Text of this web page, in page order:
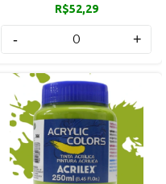
R$52,29
- +